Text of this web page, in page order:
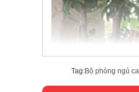
Tag:Bộ phòng ngủ